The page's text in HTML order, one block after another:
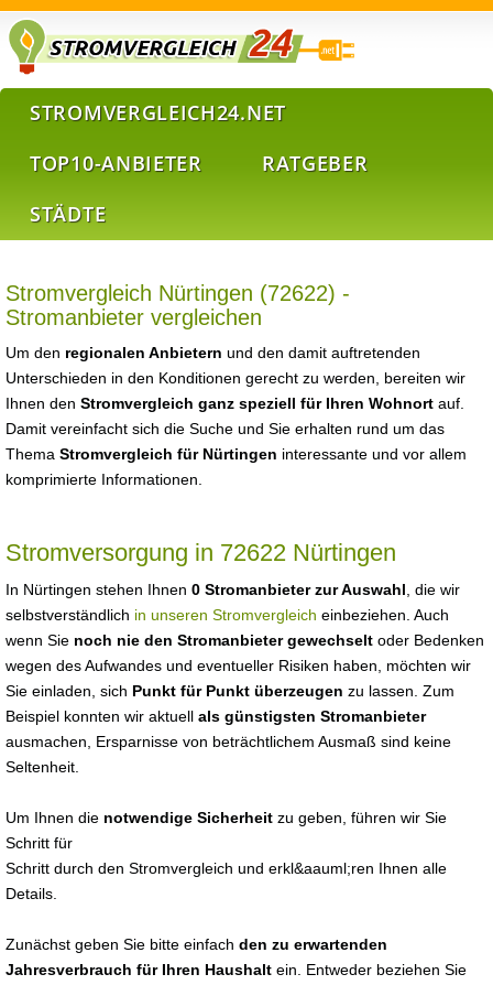
STROMVERGLEICH24.NET
TOP10-ANBIETER
RATGEBER
STÄDTE
Stromvergleich Nürtingen (72622) -
Stromanbieter vergleichen
Um den regionalen Anbietern und den damit auftretenden
Unterschieden in den Konditionen gerecht zu werden, bereiten wir
Ihnen den Stromvergleich ganz speziell für Ihren Wohnort auf.
Damit vereinfacht sich die Suche und Sie erhalten rund um das
Thema Stromvergleich für Nürtingen interessante und vor allem
komprimierte Informationen.
Stromversorgung in 72622 Nürtingen
In Nürtingen stehen Ihnen 0 Stromanbieter zur Auswahl , die wir
selbstverständlich in unseren Stromvergleich einbeziehen. Auch
wenn Sie noch nie den Stromanbieter gewechselt oder Bedenken
wegen des Aufwandes und eventueller Risiken haben, möchten wir
Sie einladen, sich Punkt für Punkt überzeugen zu lassen. Zum
Beispiel konnten wir aktuell als günstigsten Stromanbieter
ausmachen, Ersparnisse von beträchtlichem Ausmaß sind keine
Seltenheit.
Um Ihnen die notwendige Sicherheit zu geben, führen wir Sie
Schritt für
Schritt durch den Stromvergleich und erkl&aauml;ren Ihnen alle
Details.
Zunächst geben Sie bitte einfach den zu erwartenden
Jahresverbrauch für Ihren Haushalt ein. Entweder beziehen Sie